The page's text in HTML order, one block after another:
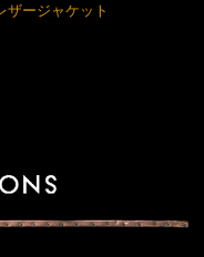
ザージャケット